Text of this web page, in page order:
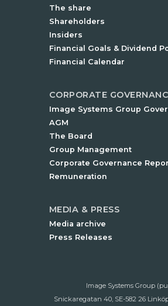
The share
Shareholders
Insiders
Financial Goals & Dividend
Financial Calendar
CORPORATE
Image Systems Group
AGM
The Board
Group Management
Corporate Governance
Remuneration
MEDIA & PRESS
Media archive
Press Releases
Image Systems Group
Snickaregatan 40, SE-582 26